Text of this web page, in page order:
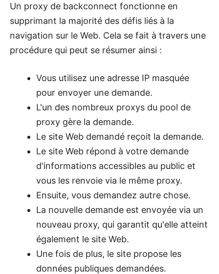
Un proxy de backconnect fonctionne en
supprimant la majorité des défis liés à la
navigation sur le Web. Cela se fait à travers une
procédure qui peut se résumer ainsi :
Vous utilisez une adresse IP masquée
pour envoyer une demande.
L'un des nombreux proxys du pool de
proxy gère la demande.
Le site Web demandé reçoit la demande.
Le site Web répond à votre demande
d'informations accessibles au public et
vous les renvoie via le même proxy.
Ensuite, vous demandez autre chose.
La nouvelle demande est envoyée via un
nouveau proxy, qui garantit qu'elle atteint
également le site Web.
Une fois de plus, le site propose les
données publiques demandées.